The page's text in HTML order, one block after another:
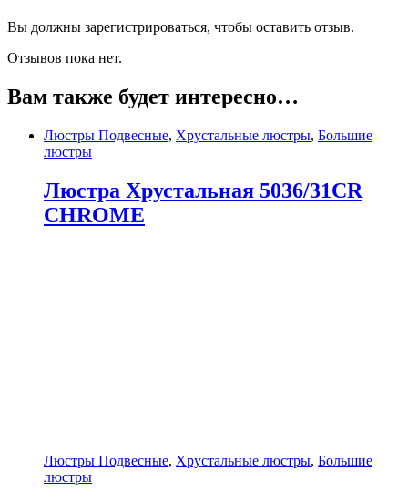
Вы должны зарегистрироваться, чтобы оставить отзыв.
Отзывов пока нет.
Вам также будет интересно…
Люстры Подвесные, Хрустальные люстры, Большие
люстры
Люстра Хрустальная 5036/31CR
CHROME
Люстры Подвесные, Хрустальные люстры, Большие
люстры